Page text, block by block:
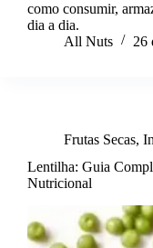
como consumir,
dia a dia.
All Nuts
26
Frutas Secas,
Lentilha: Guia
Nutricional